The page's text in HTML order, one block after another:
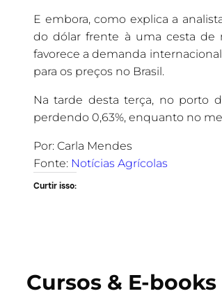
E embora, como explica a
do dólar frente à uma cesta de
favorece a demanda
para os preços no Brasil.
Na tarde desta terça, no porto
perdendo 0,63%, enquanto no
Por: Carla Mendes
Fonte: Notícias Agrícolas
Curtir isso:
Cursos & E-books